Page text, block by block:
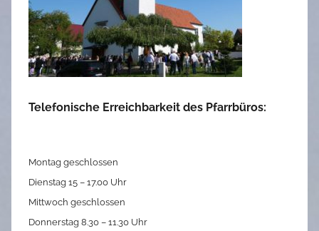
Telefonische Erreichbarkeit des Pfarrbüros:
Montag geschlossen
Dienstag 15 – 17.00 Uhr
Mittwoch geschlossen
Donnerstag 8.30 – 11.30 Uhr